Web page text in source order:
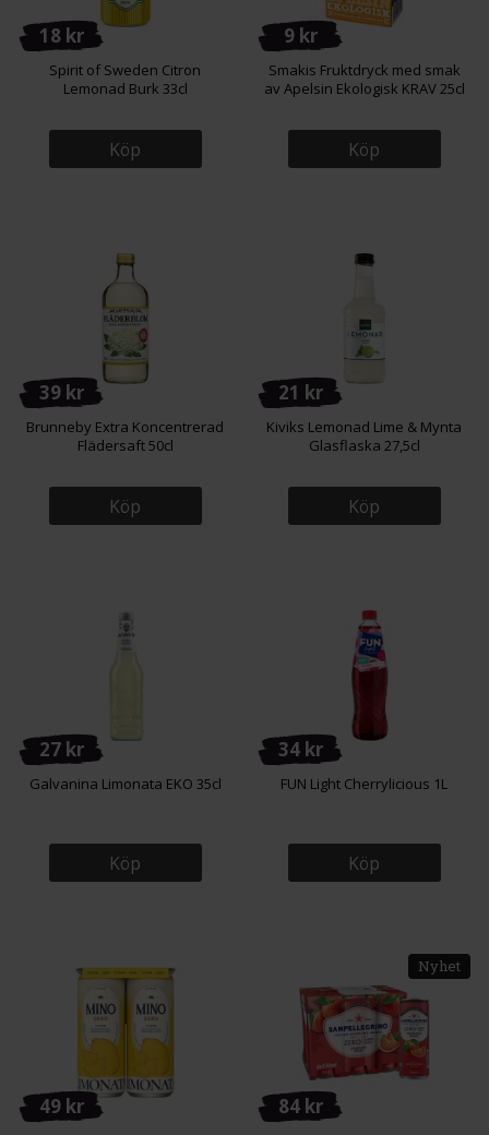
18 kr
Spirit of Sweden Citron
Lemonad Burk 33cl
Köp
9 kr
Smakis Fruktdryck med smak
av Apelsin Ekologisk KRAV 25cl
Köp
39 kr
Brunneby Extra Koncentrerad
Flädersaft 50cl
Köp
21 kr
Kiviks Lemonad Lime & Mynta
Glasflaska 27,5cl
Köp
27 kr
Galvanina Limonata EKO 35cl
Köp
34 kr
FUN Light Cherrylicious 1L
Köp
49 kr 84 kr
Nyhet